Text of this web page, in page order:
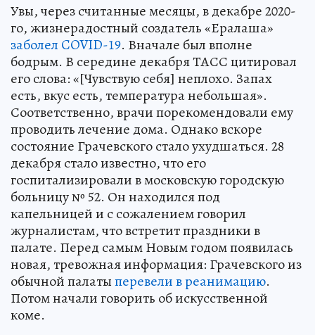
Увы, через считанные месяцы, в декабре 2020-
го, жизнерадостный создатель «Ералаша»
заболел COVID-19. Вначале был вполне
бодрым. В середине декабря ТАСС цитировал
его слова: «[Чувствую себя] неплохо. Запах
есть, вкус есть, температура небольшая».
Соответственно, врачи порекомендовали ему
проводить лечение дома. Однако вскоре
состояние Грачевского стало ухудшаться. 28
декабря стало известно, что его
госпитализировали в московскую городскую
больницу № 52. Он находился под
капельницей и с сожалением говорил
журналистам, что встретит праздники в
палате. Перед самым Новым годом появилась
новая, тревожная информация: Грачевского из
обычной палатыперевели в реанимацию.
Потом начали говорить об искусственной
коме.